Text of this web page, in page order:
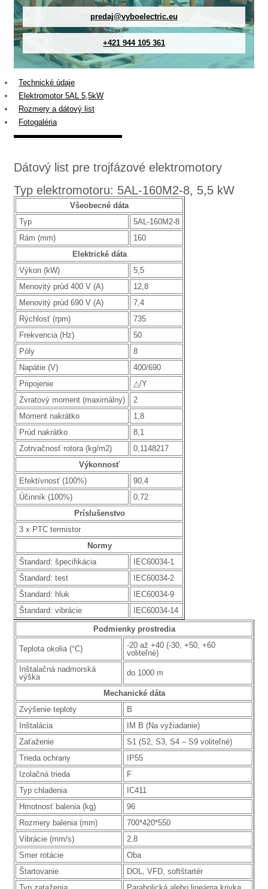
predaj@vyboelectric.eu
+421 944 105 361
Technické údaje
Elektromotor 5AL 5,5kW
Rozmery a dátový list
Fotogaléria
Dátový list pre trojfázové elektromotory
Typ elektromotoru: 5AL-160M2-8, 5,5 kW
Všeobecné dáta
Typ
5AL-160M2-8
Rám (mm)
160
Elektrické dáta
Výkon (kW)
5,5
Menovitý prúd 400 V (A)
12,8
Menovitý prúd 690 V (A)
7,4
Rýchlosť (rpm)
735
Frekvencia (Hz)
50
Póly
8
Napätie (V)
400/690
Pripojenie
△/Y
Zvratový moment (maximálny)
2
Moment nakrátko
1,8
Prúd nakrátko
8,1
Zotrvačnosť rotora (kg/m2)
0,1148217
Výkonnosť
Efektívnosť (100%)
90,4
Účinník (100%)
0,72
Príslušenstvo
3 x PTC termistor
Normy
Štandard: špecifikácia
IEC60034-1
Štandard: test
IEC60034-2
Štandard: hluk
IEC60034-9
Štandard: vibrácie
IEC60034-14
Podmienky prostredia
Teplota okolia (°C)
-20 až +40 (-30, +50, +60
voliteľné)
Inštalačná nadmorská
výška
do 1000 m
Mechanické dáta
Zvýšenie teploty
B
Inštalácia
IM B (Na vyžiadanie)
Zaťaženie
S1 (S2, S3, S4 – S9 voliteľné)
Trieda ochrany
IP55
Izolačná trieda
F
Typ chladenia
IC411
Hmotnosť balenia (kg)
96
Rozmery balenia (mm)
700*420*550
Vibrácie (mm/s)
2.8
Smer rotácie
Oba
Štartovanie
DOL, VFD, softštartér